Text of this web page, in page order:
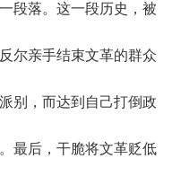
段落。这一段历史，被
尔亲手结束文革的群众
别，而达到自己打倒政
最后，干脆将文革贬低